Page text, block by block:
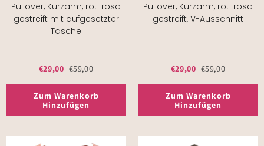
Pullover, Kurzarm, rot-rosa
gestreift mit aufgesetzter
Tasche
€29,00 €59,00
Zum Warenkorb
Hinzufügen
Pullover, Kurzarm, rot-rosa
gestreift, V-Ausschnitt
€29,00 €59,00
Zum Warenkorb
Hinzufügen